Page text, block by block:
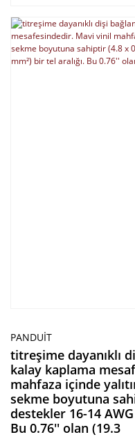
PANDUIT
titreşime dayanıklı
kalay kaplama
mahfaza içinde
sekme boyutuna
destekler 16-14
Bu 0.76'' olan (19.3